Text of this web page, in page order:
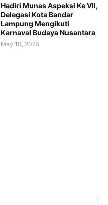
Hadiri Munas Aspeksi Ke VII,
Delegasi Kota Bandar
Lampung Mengikuti
Karnaval Budaya Nusantara
May 10, 2025